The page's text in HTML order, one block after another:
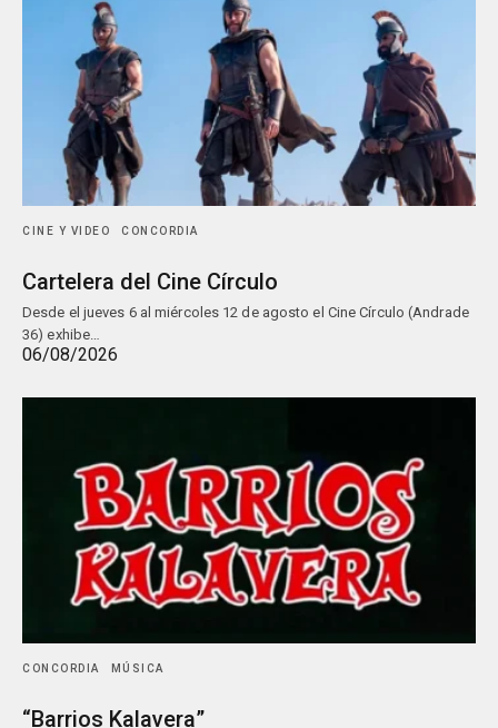
CINE Y VIDEO CONCORDIA
Cartelera del Cine Círculo
Desde el jueves 6 al miércoles 12 de agosto el Cine Círculo (Andrade
36) exhibe…
06/08/2026
CONCORDIA MÚSICA
“Barrios Kalavera”